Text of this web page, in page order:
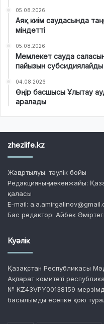
05.08.2026
Аяқ киім саудасында
міндетті
05.08.2026
Мемлекет сауда
пайызын субсидиялайды
04.08.2026
Өңір басшысы Ұлытау
аралады
zhezlife.kz
Жаңартылуы: тәулік бойы
Редакцияның мекенжайы:
қаласы
E-mail:
Бас редактор: Айбек Әміртегі
Куәлік
Қазақстан Республикасы
Ақпарат комитеті
№ KZ43VPY00138159
басылымды есепке қою